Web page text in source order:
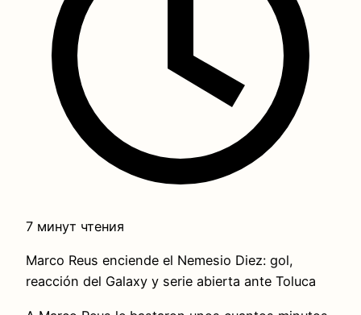
7 минут чтения
Marco Reus enciende el Nemesio Diez: gol,
reacción del Galaxy y serie abierta ante Toluca